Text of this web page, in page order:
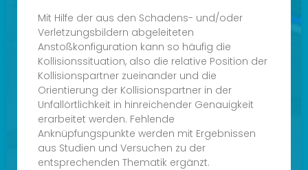
Mit Hilfe der aus den Schadens- und/oder
Verletzungsbildern abgeleiteten
Anstoßkonfiguration kann so häufig die
Kollisionssituation, also die relative Position der
Kollisionspartner zueinander und die
Orientierung der Kollisionspartner in der
Unfallörtlichkeit in hinreichender Genauigkeit
erarbeitet werden. Fehlende
Anknüpfungspunkte werden mit Ergebnissen
aus Studien und Versuchen zu der
entsprechenden Thematik ergänzt.